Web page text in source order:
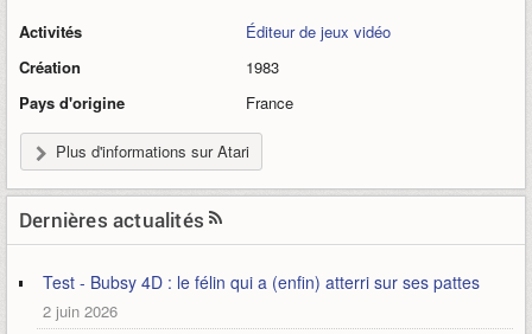
Activités
Éditeur de jeux vidéo
Création
1983
Pays d'origine
France
Plus d'informations sur Atari
Dernières actualités
Test - Bubsy 4D : le félin qui a (enfin) atterri sur ses pattes
2 juin 2026